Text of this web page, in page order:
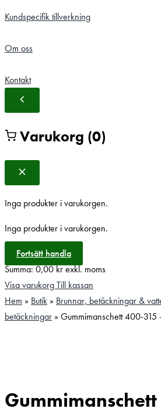
Kundspecifik tillverkning
Om oss
Kontakt
Varukorg (0)
Inga produkter i varukorgen.
Inga produkter i varukorgen.
Fortsätt handla
Summa:0,00krexkl. moms
Visa varukorgTill kassan
Hem » Butik » Brunnar, betäckningar &
betäckningar » Gummimanschett 400-315